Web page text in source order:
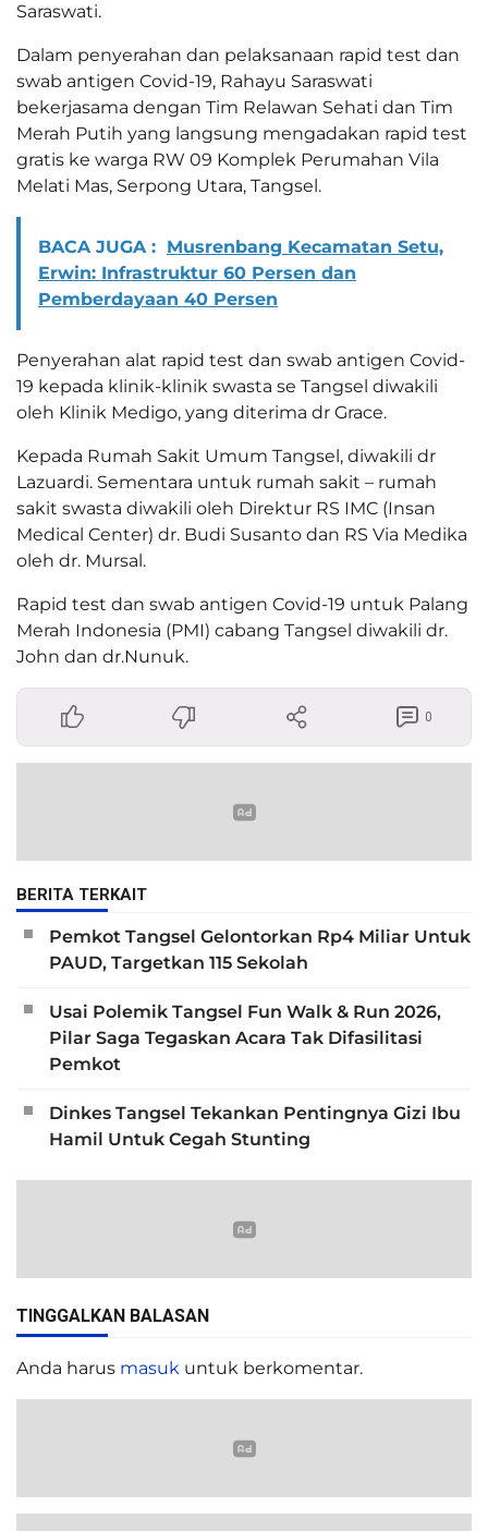
Saraswati.
Dalam penyerahan dan pelaksanaan rapid test dan
swab antigen Covid-19, Rahayu Saraswati
bekerjasama dengan Tim Relawan Sehati dan Tim
Merah Putih yang langsung mengadakan rapid test
gratis ke warga RW 09 Komplek Perumahan Vila
Melati Mas, Serpong Utara, Tangsel.
BACA JUGA : Musrenbang Kecamatan Setu,
Erwin: Infrastruktur 60 Persen dan
Pemberdayaan 40 Persen
Penyerahan alat rapid test dan swab antigen Covid-
19 kepada klinik-klinik swasta se Tangsel diwakili
oleh Klinik Medigo, yang diterima dr Grace.
Kepada Rumah Sakit Umum Tangsel, diwakili dr
Lazuardi. Sementara untuk rumah sakit – rumah
sakit swasta diwakili oleh Direktur RS IMC (Insan
Medical Center) dr. Budi Susanto dan RS Via Medika
oleh dr. Mursal.
Rapid test dan swab antigen Covid-19 untuk Palang
Merah Indonesia (PMI) cabang Tangsel diwakili dr.
John dan dr.Nunuk.
0
BERITA TERKAIT
Pemkot Tangsel Gelontorkan Rp4 Miliar Untuk
PAUD, Targetkan 115 Sekolah
Usai Polemik Tangsel Fun Walk & Run 2026,
Pilar Saga Tegaskan Acara Tak Difasilitasi
Pemkot
Dinkes Tangsel Tekankan Pentingnya Gizi Ibu
Hamil Untuk Cegah Stunting
TINGGALKAN BALASAN
Anda harus masuk untuk berkomentar.